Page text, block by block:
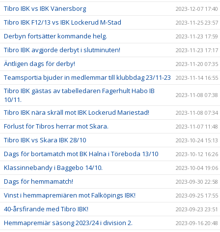
Tibro IBK vs IBK Vänersborg 2023-12-07 17:40
Tibro IBK F12/13 vs IBK Lockerud M-Stad 2023-11-25 23:57
Derbyn fortsätter kommande helg. 2023-11-23 17:59
Tibro IBK avgjorde derbyt i slutminuten! 2023-11-23 17:17
Äntligen dags för derby! 2023-11-20 07:35
Teamsportia bjuder in medlemmar till klubbdag 23/11-23 2023-11-14 16:55
Tibro IBK gästas av tabelledaren Fagerhult Habo IB
10/11.
2023-11-08 07:38
Tibro IBK nära skräll mot IBK Lockerud Mariestad! 2023-11-08 07:34
Förlust för Tibros herrar mot Skara. 2023-11-07 11:48
Tibro IBK vs Skara IBK 28/10 2023-10-24 15:13
Dags för bortamatch mot BK Halna i Töreboda 13/10 2023-10-12 16:26
Klassinnebandy i Baggebo 14/10. 2023-10-04 19:06
Dags för hemmamatch! 2023-09-30 22:58
Vinst i hemmapremiären mot Falköpings IBK! 2023-09-25 17:55
40-årsfirande med Tibro IBK! 2023-09-23 23:51
Hemmapremiär säsong 2023/24 i division 2. 2023-09-16 20:48